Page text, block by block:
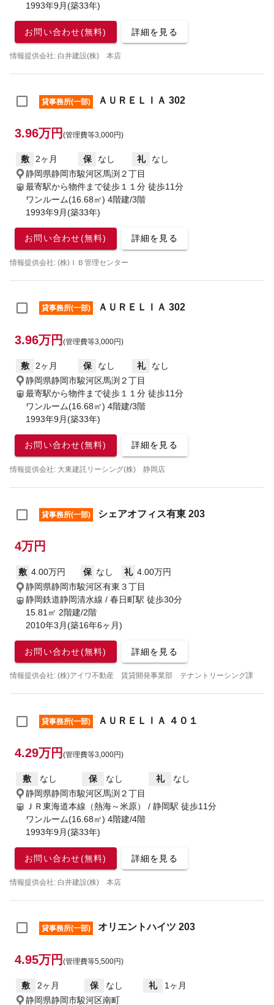
1993年9月(築33年)
お問い合わせ(無料) 詳細を見る
情報提供会社: 白井建設(株) 本店
貸事務所(一部) ＡＵＲＥＬＩＡ 302
3.96万円 (管理費等3,000円)
敷 2ヶ月 保 なし 礼
なし
静岡県静岡市駿河区馬渕２丁目
最寄駅から物件まで徒歩１１分 徒歩11分
ワンルーム(16.68㎡) 4階建/3階
1993年9月(築33年)
お問い合わせ(無料) 詳細を見る
情報提供会社: (株)ＩＢ管理センター
貸事務所(一部) ＡＵＲＥＬＩＡ 302
3.96万円 (管理費等3,000円)
敷 2ヶ月 保 なし 礼
なし
静岡県静岡市駿河区馬渕２丁目
最寄駅から物件まで徒歩１１分 徒歩11分
ワンルーム(16.68㎡) 4階建/3階
1993年9月(築33年)
お問い合わせ(無料) 詳細を見る
情報提供会社: 大東建託リーシング(株) 静岡店
貸事務所(一部) シェアオフィス有東 203
4万円
敷 4.00万円 保 なし 礼 4.00万円
静岡県静岡市駿河区有東３丁目
静岡鉄道静岡清水線 / 春日町駅 徒歩30分
15.81㎡ 2階建/2階
2010年3月(築16年6ヶ月)
お問い合わせ(無料) 詳細を見る
情報提供会社: (株)アイワ不動産 賃貸開発事業部 テナントリーシング課
貸事務所(一部) ＡＵＲＥＬＩＡ ４０１
4.29万円 (管理費等3,000円)
敷 なし 保 なし 礼
なし
静岡県静岡市駿河区馬渕２丁目
ＪＲ東海道本線（熱海～米原） / 静岡駅 徒歩11分
ワンルーム(16.68㎡) 4階建/4階
1993年9月(築33年)
お問い合わせ(無料) 詳細を見る
情報提供会社: 白井建設(株) 本店
貸事務所(一部) オリエントハイツ 203
4.95万円 (管理費等5,500円)
敷 2ヶ月 保 なし 礼
1ヶ月
静岡県静岡市駿河区南町